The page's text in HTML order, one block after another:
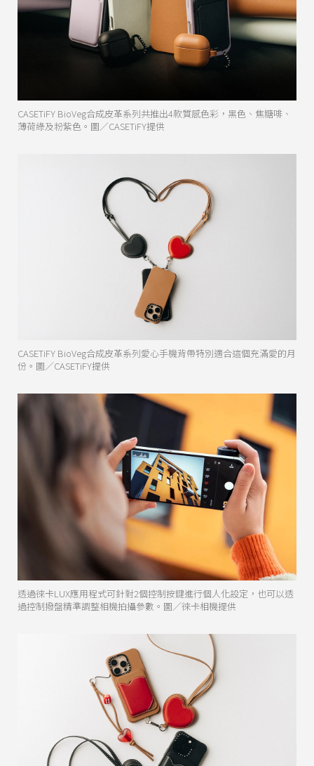
CASETiFY BioVeg合成皮革系列共推出4款質感色彩，黑色、焦糖啡、
薄荷綠及粉紫色。圖／CASETiFY提供
CASETiFY BioVeg合成皮革系列愛心手機背帶特別適合這個充滿愛的月
份。圖／CASETiFY提供
透過徠卡LUX應用程式可針對2個控制按鍵進行個人化設定，也可以透
過控制撥盤精準調整相機拍攝參數。圖／徠卡相機提供